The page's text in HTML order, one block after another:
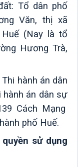
Tổ dân phố
Văn, thị xã
(Nay là tổ
Hương Trà,
Thi hành án dân
hành án dân sự
Cách Mạng
phố Huế.
sử dụng